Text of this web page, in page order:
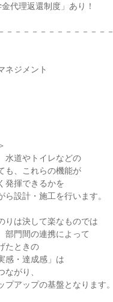
代理返還制度」あり！
－－－－－－－－－－－－－
ネジメント
水道やトイレなどの
も、これらの機能が
発揮できるかを
ら設計・施工を行います。
りは決して楽なものでは
部門間の連携によって
たときの
感・達成感」は
ながり、
プアップの基盤となります。